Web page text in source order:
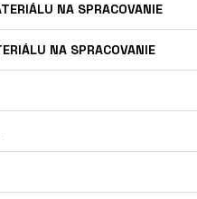
NA SPRACOVANIE
NA SPRACOVANIE